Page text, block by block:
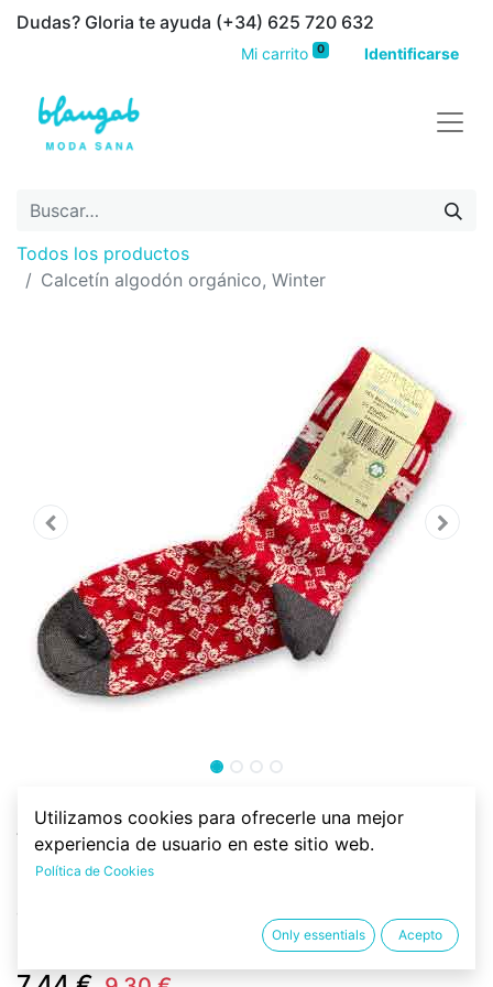
Dudas? Gloria te ayuda (+34) 625 720 632
Mi carrito 0 Identificarse
Todos los productos
Calcetín algodón orgánico, Winter
Calcetín algodón orgánico,
Winter
elastano. Con motivos invernales. Con certificado
Utilizamos cookies para ofrecerle una mejor
experiencia de usuario en este sitio web.
Política de Cookies
Only essentials Acepto